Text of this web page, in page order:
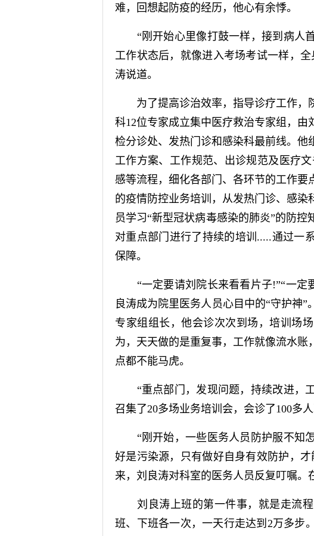
难，回想起防疫的经历，他心有余悸。
“刚开始心里像打鼓一样，接到病人
工作状态后，就像进入考场考试一样，
涛说道。
为了提高诊治效率，指导诊疗工作，
科12位专家成立集中医疗救治专家组，
检分诊处、发热门诊和感染科最前线。
工作方案、工作规范、出诊规范及医疗
感等流程，细化各部门、各环节的工作
的疫情防控业务培训，从发热门诊、感
员学习“新型冠状病毒感染的肺炎”的防控
对重点部门进行了持续的培训.....通过一
保障。
“一定要请刘院长来看看片子!”“一定
良涛成为院里医务人员心目中的“守护神
专家组组长，他会诊次次到场，培训场
为，天天做的是重复事，工作就像流水
点都不能马虎。
“重点部门，发现问题，持续改进，
召集了20多场业务培训会，会诊了100多
“刚开始，一些医务人员防护服不知
好是污染源，只有做好自身有效防护，
来，刘良涛对科室的医务人员反复叮嘱。
刘良涛上班的第一件事，就是走流程
班、下班各一次，一天行走达到2万多步